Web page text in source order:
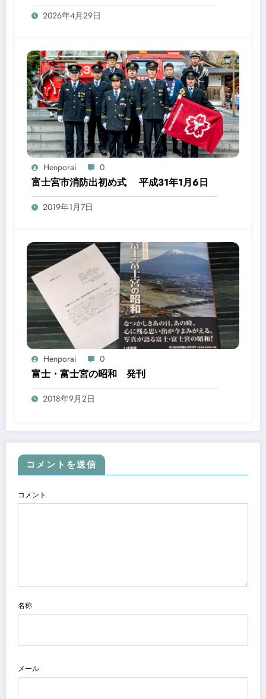
2026年4月29日
Henporai 0
富士宮市消防出初め式 平成31年1月6日
2019年1月7日
Henporai 0
富士・富士宮の昭和 発刊
2018年9月2日
コメントを送信
コメント
名称
メール